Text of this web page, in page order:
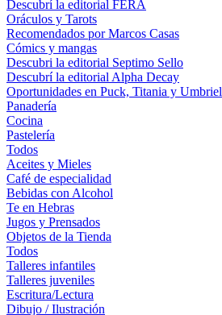
Descubrí la editorial FERA
Oráculos y Tarots
Recomendados por Marcos Casas
Cómics y mangas
Descubri la editorial Septimo Sello
Descubrí la editorial Alpha Decay
Oportunidades en Puck, Titania y Umbriel
Panadería
Cocina
Pastelería
Todos
Aceites y Mieles
Café de especialidad
Bebidas con Alcohol
Te en Hebras
Jugos y Prensados
Objetos de la Tienda
Todos
Talleres infantiles
Talleres juveniles
Escritura/Lectura
Dibujo / Ilustración